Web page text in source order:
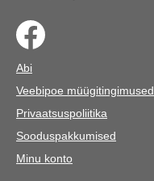
Abi
Veebipoe müügitingimused
Privaatsuspoliitika
Sooduspakkumised
Minu konto